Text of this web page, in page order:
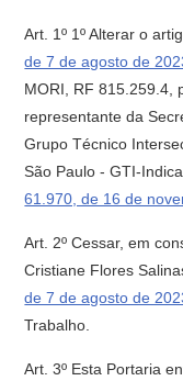
Art. 1º 1º Alterar o
de 7 de agosto de
MORI, RF 815.259.4,
representante da
Grupo Técnico
São Paulo - GTI-
61.970, de 16 de
Art. 2º Cessar, em
Cristiane Flores
de 7 de agosto de
Trabalho.
Art. 3º Esta Portaria